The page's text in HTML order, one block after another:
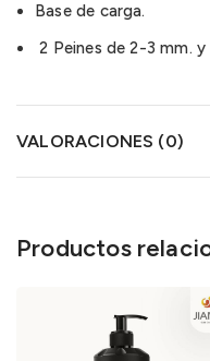
Base de carga.
2 Peines de 2-3 mm.
VALORACIONES (0)
Productos